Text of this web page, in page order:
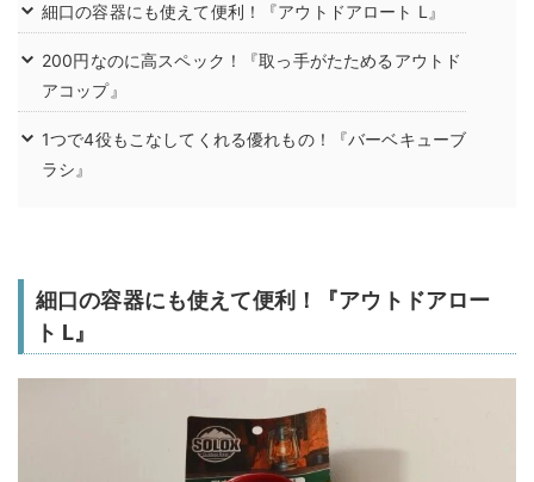
細口の容器にも使えて便利！『アウトドアロート L』
200円なのに高スペック！『取っ手がたためるアウトド
アコップ』
1つで4役もこなしてくれる優れもの！『バーベキューブ
ラシ』
細口の容器にも使えて便利！『アウトドアロー
ト L』